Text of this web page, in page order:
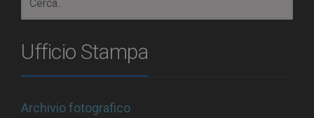
Ufficio Stampa
Archivio fotografico